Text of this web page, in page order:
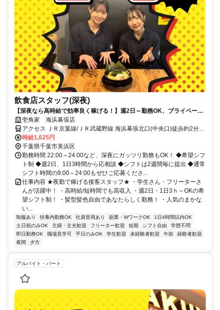
飲食店スタッフ(深夜)
【深夜なら高時給で効率良く稼げる！】週2日～勤務OK、プライベート
と両立しながら無理なく働けます☆
壱角家 海浜幕張店
アクセス ＪＲ京葉線/ＪＲ武蔵野線 海浜幕張北口(中央口)徒歩約2分、
京成千葉線 京成幕張徒歩約24分、ＪＲ総武本線 幕張南口徒歩約25分
時給1,625円
千葉県千葉市美浜区
勤務時間 22:00～24:00など、深夜にガッツリ勤務もOK！ ◆希望シフ
ト制 ◆週2日、1日3時間から応相談 ◆シフトは2週間毎に提出 ◆通常
シフト時間の9:00～24:00もぜひご応募くださ...
仕事内容 ★夜勤で稼げる接客スタッフ★ ・学生さん・フリーターさ
んが活躍中！ ・高時給/短時間でも高収入 ・週2日・1日3ｈ～OKの希
望シフト制！ ・髪型髪色自由であなたらしく勤務！ ・人気のまかな
い...
制服あり 扶養内勤務OK 社員登用あり 副業・WワークOK
1日4時間以内OK
土日祝のみOK
主婦・主夫歓迎 フリーター歓迎 短期 シフト自由
学歴不問
即日勤務OK
職場見学可 平日のみOK 学生歓迎 未経験者歓迎 午前
経験者歓迎
夜間
夕方
アルバイト・パート